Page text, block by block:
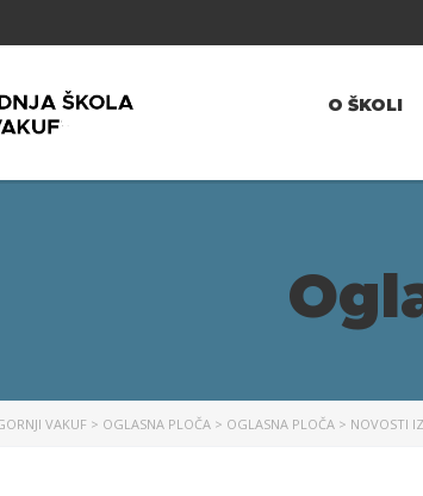
O ŠKOLI
VAKUF > OGLASNA PLOČA > OGLASNA PLOČA > NOVOSTI